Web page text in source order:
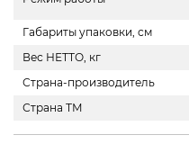
Габариты упаковки, см
Вес НЕТТО, кг
Страна-производитель
Страна ТМ